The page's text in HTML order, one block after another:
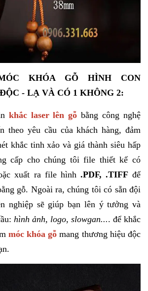
KHÓA GỖ HÌNH CON
- LẠ VÀ CÓ 1 KHÔNG 2:
khắc laser lên gỗ bằng công nghệ
theo yêu cầu của khách hàng, đảm
khắc tinh xảo và giá thành siêu hấp
cấp cho chúng tôi file thiết kế có
xuất ra file hình .PDF, .TIFFđể
gỗ. Ngoài ra, chúng tôi có sẵn đội
nghiệp sẽ giúp bạn lên ý tưởng và
hình ảnh, logo, slowgan.... để khắc
móc khóa gỗ mang thương hiệu độc